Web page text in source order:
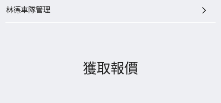
林德車隊管理
獲取報價